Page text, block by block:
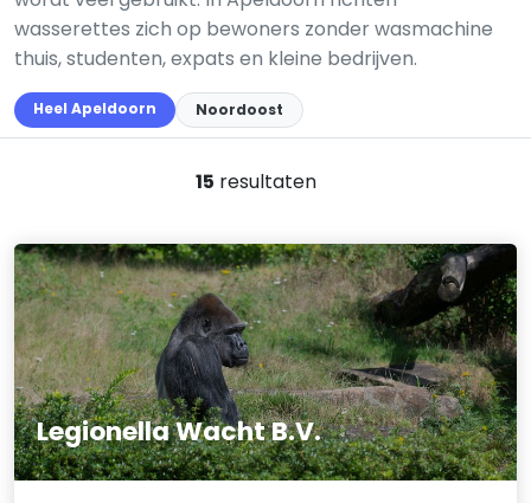
wasserettes zich op bewoners zonder wasmachine
thuis, studenten, expats en kleine bedrijven.
Heel Apeldoorn Noordoost
15 resultaten
Legionella Wacht B.V.